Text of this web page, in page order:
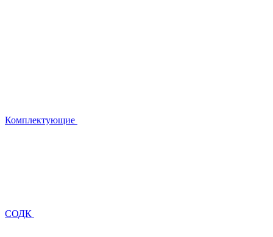
Комплектующие
СОДК